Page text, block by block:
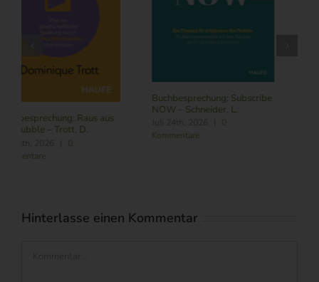
Juli 24th, 2026 | 0
Kommentare
Buchbesprechung: Führung
im Zeitalter von KI – Butler,
R./ Nitschmann, J./ Becking,
Hinterlasse einen Kommentar